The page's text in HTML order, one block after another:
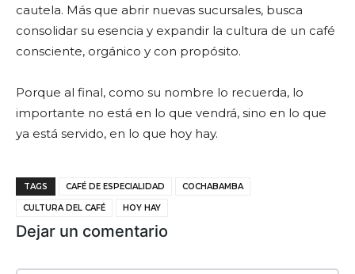
cautela. Más que abrir nuevas sucursales, busca
consolidar su esencia y expandir la cultura de un café
consciente, orgánico y con propósito.
Porque al final, como su nombre lo recuerda, lo
importante no está en lo que vendrá, sino en lo que
ya está servido, en lo que hoy hay.
TAGS CAFÉ DE ESPECIALIDAD COCHABAMBA
CULTURA DEL CAFÉ HOY HAY
Dejar un comentario